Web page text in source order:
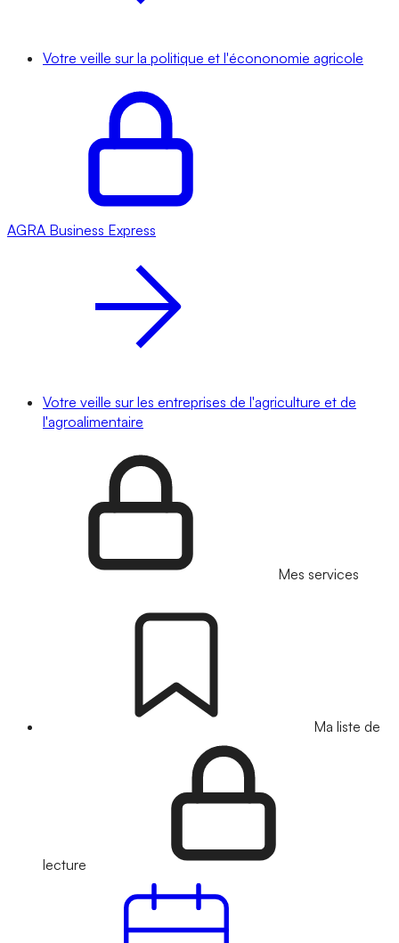
Votre veille sur la politique et l'écononomie agricole
AGRA Business Express
Votre veille sur les entreprises de l'agriculture et de
l'agroalimentaire
Mes services
Ma liste de
lecture